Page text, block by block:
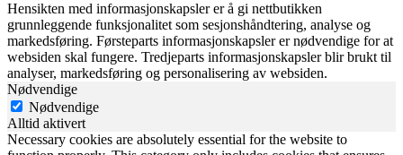
Hensikten med informasjonskapsler er å gi nettbutikken
grunnleggende funksjonalitet som sesjonshåndtering, analyse og
markedsføring. Førsteparts informasjonskapsler er nødvendige for at
websiden skal fungere. Tredjeparts informasjonskapsler blir brukt til
analyser, markedsføring og personalisering av websiden.
Nødvendige
Nødvendige
Alltid aktivert
Necessary cookies are absolutely essential for the website to